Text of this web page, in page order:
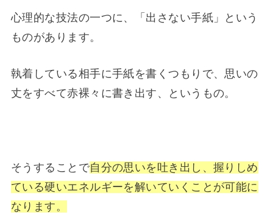
心理的な技法の一つに、「出さない手紙」という
ものがあります。
執着している相手に手紙を書くつもりで、思いの
丈をすべて赤裸々に書き出す、というもの。
そうすることで自分の思いを吐き出し、握りしめ
ている硬いエネルギーを解いていくことが可能に
なります。